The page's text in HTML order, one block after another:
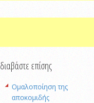
διαβάστε επίσης
Ομαλοποίηση της
αποκομιδής